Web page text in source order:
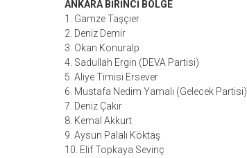
ANKARA BİRİNCİ BÖLGE
1. Gamze Taşçıer
2. Deniz Demir
3. Okan Konuralp
4. Sadullah Ergin (DEVA Partisi)
5. Aliye Timisi Ersever
6. Mustafa Nedim Yamalı (Gelecek Partisi)
7. Deniz Çakır
8. Kemal Akkurt
9. Aysun Palalı Köktaş
10. Elif Topkaya Sevinç